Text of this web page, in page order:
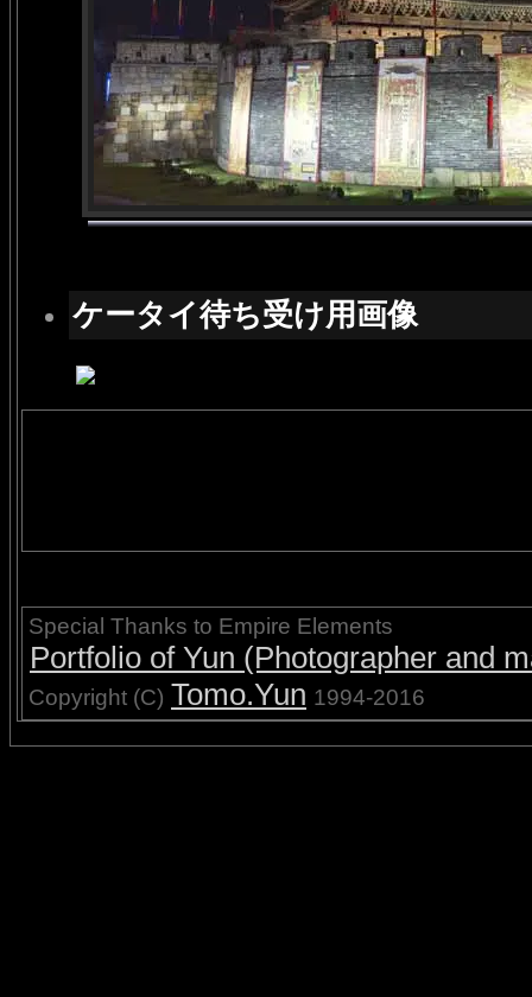
ケータイ待ち受け用画像
Special Thanks to Empire Elements
Portfolio of Yun (Photographer and
Copyright (C) Tomo.Yun 1994-2016